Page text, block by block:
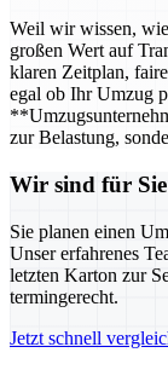
Weil wir wissen,
großen Wert auf
klaren Zeitplan,
egal ob Ihr Umzug
zur Belastung,
Wir sind für
Sie planen einen
Unser erfahrenes
letzten Karton zur
termingerecht.
Jetzt schnell